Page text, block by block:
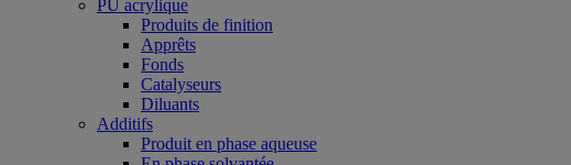
PU acrylique
Produits de finition
Apprêts
Fonds
Catalyseurs
Diluants
Additifs
Produit en phase aqueuse